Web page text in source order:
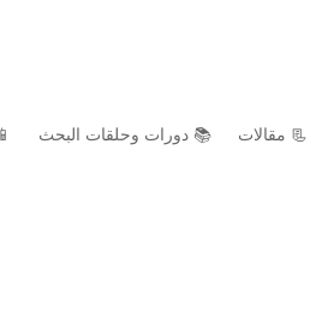
📃 مقالات 📚 دورات وحلقات البحث